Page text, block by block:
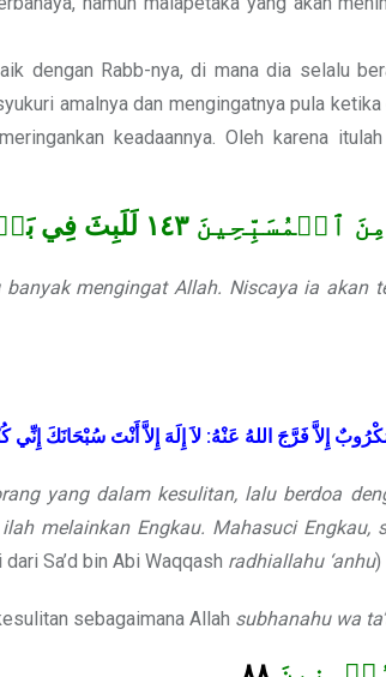
dengan Rabb-nya, di mana dia selalu
amalnya dan mengingatnya pula
keadaannya. Oleh karena
ٱلۡمُسَبِّحِينَ ١٤٣ لَلَبِثَ فِي
mengingat Allah. Niscaya ia akan
إِلاَّ فَرَّجَ اللهُ عَنْهُ: لاَ إِلَهَ إِلاَّ أَنْتَ سُبْحَانَكَ إِنِّي
yang dalam kesulitan, lalu berdoa
melainkan Engkau. Mahasuci Engkau,
Sa’d bin Abi Waqqash radhiallahu ‘anhu)
sebagaimana Allah subhanahu wa